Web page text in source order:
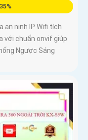
an ninh IP Wifi tích
với chuẩn onvif giúp
Ngược Sáng